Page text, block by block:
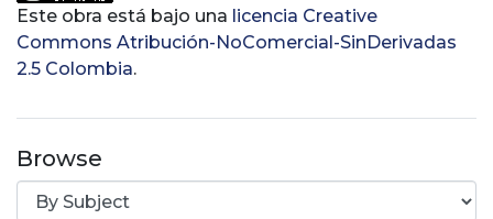
Este obra está bajo una licencia Creative
Commons Atribución-NoComercial-SinDerivadas
2.5 Colombia.
Browse